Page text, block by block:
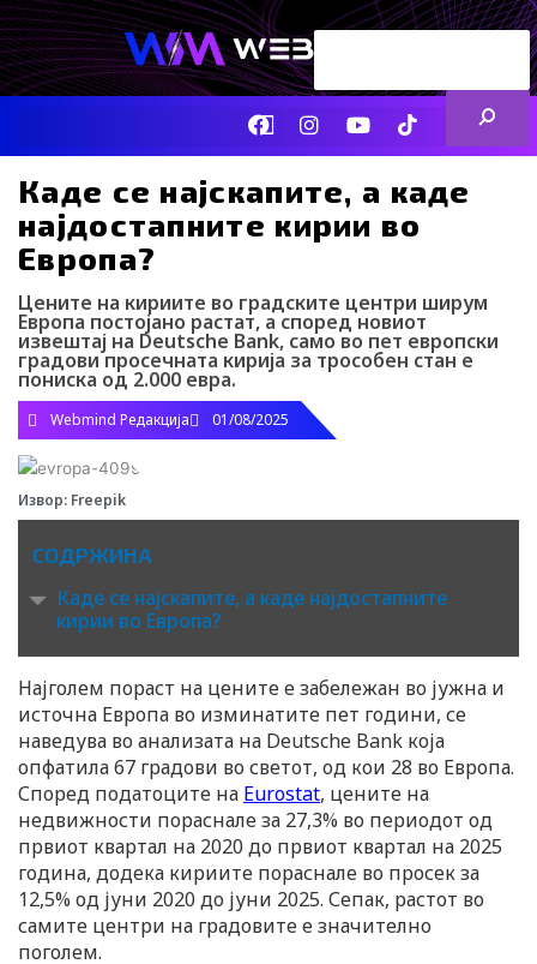
Skip
to
content
F
a
c
b
o
o
I
n
s
a
g
r
Y
o
u
u
b
e
I
c
o
t
i
k
i
k
t
o
n
e
Search
Каде се најскапите, а каде
најдостапните кирии во
Европа?
Цените на кириите во градските центри ширум
Европа постојано растат, а според новиот
извештај на Deutsche Bank, само во пет европски
градови просечната кирија за трособен стан е
пониска од 2.000 евра.
Webmind Редакција 01/08/2025
Извор: Freepik
СОДРЖИНА
Каде се најскапите, а каде најдостапните
кирии во Европа?
Најголем пораст на цените е забележан во јужна и
источна Европа во изминатите пет години, се
наведува во анализата на Deutsche Bank која
опфатила 67 градови во светот, од кои 28 во Европа.
Според податоците на Eurostat, цените на
недвижности пораснале за 27,3% во периодот од
првиот квартал на 2020 до првиот квартал на 2025
година, додека кириите пораснале во просек за
12,5% од јуни 2020 до јуни 2025. Сепак, растот во
самите центри на градовите е значително
поголем.